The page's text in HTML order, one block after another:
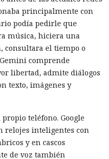
principalmente con
podía pedirle que
música, hiciera una
consultara el tiempo o
comprende
libertad, admite diálogos
texto, imágenes y
teléfono. Google
relojes inteligentes con
y en cascos
de voz también